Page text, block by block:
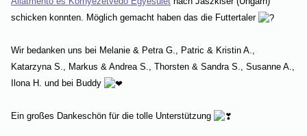
schicken konnten. Möglich gemacht haben das die Futtertaler
Wir bedanken uns bei Melanie & Petra G., Patric & Kristin A.,
Katarzyna S., Markus & Andrea S., Thorsten & Sandra S., Susanne A.,
Ilona H. und bei Buddy
Ein großes Dankeschön für die tolle Unterstützung